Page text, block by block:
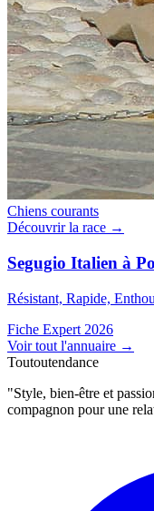
Chiens courants
Découvrir la race →
Segugio Italien à
Résistant, Rapide,
Fiche Expert 2026
Voir tout l'annuaire →
Toutoutendance
"Style, bien-être et
compagnon pour une